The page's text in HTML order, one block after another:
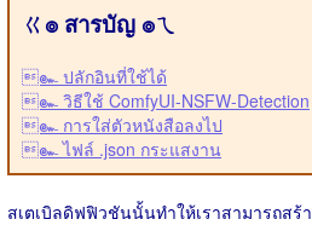
ㄍ๏ สารบัญ ๏ㄟ
๛ ปลักอินที่ใช้ได้
๛ วิธีใช้ ComfyUI-NSFW-Detection
๛ การใส่ตัวหนังสือลงไป
๛ ไฟล์ .json กระแสงาน
สเตเบิลดิฟฟิวชันนั้นทำให้เราสามารถสร้